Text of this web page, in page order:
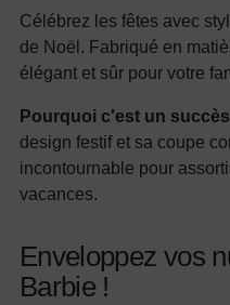
Célébrez les fêtes avec
de Noël. Fabriqué en
élégant et sûr pour votre
Pourquoi c'est un
design festif et sa coupe
incontournable pour
vacances.
Enveloppez vos
Barbie !